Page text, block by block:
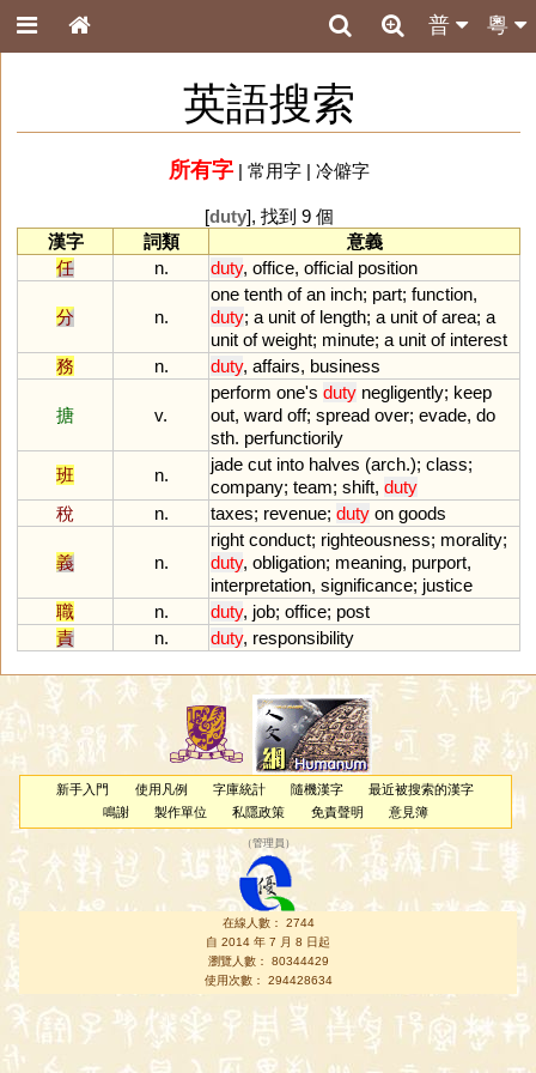
粵
普
英語搜索
所有字| 常用字| 冷僻字
[duty], 找到 9 個
漢字
詞類
意義
任
n. duty, office, official position
分 n.
one tenth of an inch; part; function,
duty; a unit of length; a unit of area; a
unit of weight; minute; a unit of interest
務
n. duty, affairs, business
搪 v.
perform one's duty negligently; keep
out, ward off; spread over; evade, do
sth. perfunctiorily
班
n.
jade cut into halves (arch.); class;
company; team; shift, duty
稅
n. taxes; revenue; duty on goods
義 n.
right conduct; righteousness; morality;
duty, obligation; meaning, purport,
interpretation, significance; justice
職
n. duty, job; office; post
責
n. duty, responsibility
新手入門 使用凡例 字庫統計 隨機漢字
最近被搜索的漢字
鳴謝
製作單位 私隱政策 免責聲明 意見簿
（管理員 ）
在線人數： 2744
自 2014 年 7 月 8 日起
瀏覽人數： 80344429
使用次數： 294428634